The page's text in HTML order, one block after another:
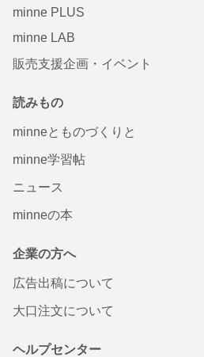
minne PLUS
minne LAB
販売支援企画・イベント
読みもの
minneとものづくりと
minne学習帖
ニュース
minneの本
企業の方へ
広告出稿について
大口注文について
ヘルプセンター